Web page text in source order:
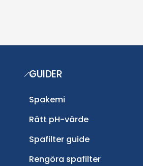
Back
Top
GUIDER
Spakemi
Rätt pH-värde
Spafilter guide
Rengöra spafilter